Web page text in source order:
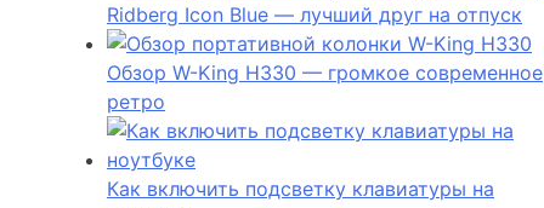
Ridberg Icon Blue — лучший друг на отпуск
Обзор W-King H330 — громкое современное
ретро
Как включить подсветку клавиатуры на